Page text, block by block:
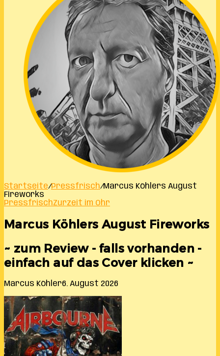
Startseite/Pressfrisch/Marcus Köhlers August
Fireworks
PressfrischZurzeit im Ohr
Marcus Köhlers August Fireworks
~ zum Review - falls vorhanden -
einfach auf das Cover klicken ~
Marcus Köhler6. August 2026